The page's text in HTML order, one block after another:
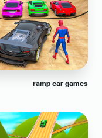
ramp car games